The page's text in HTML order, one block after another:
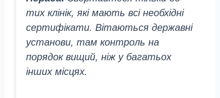
тих клінік, які мають всі необхідні
сертифікати. Вітаються державні
установи, там контроль на
порядок вищий, ніж у багатьох
інших місцях.